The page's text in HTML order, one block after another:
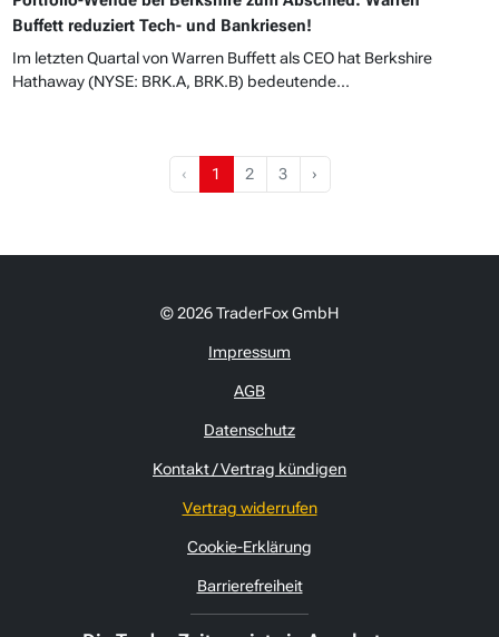
Buffett reduziert Tech- und Bankriesen!
Im letzten Quartal von Warren Buffett als CEO hat Berkshire
Hathaway (NYSE: BRK.A, BRK.B) bedeutende...
‹ 1 2 3 ›
© 2026 TraderFox GmbH
Impressum
AGB
Datenschutz
Kontakt / Vertrag kündigen
Vertrag widerrufen
Cookie-Erklärung
Barrierefreiheit